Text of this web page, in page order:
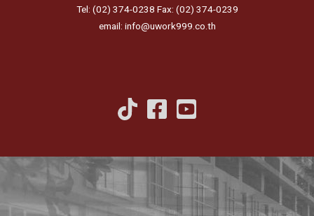
Tel: (02) 374-0238 Fax: (02) 374-0239
email: info@uwork999.co.th